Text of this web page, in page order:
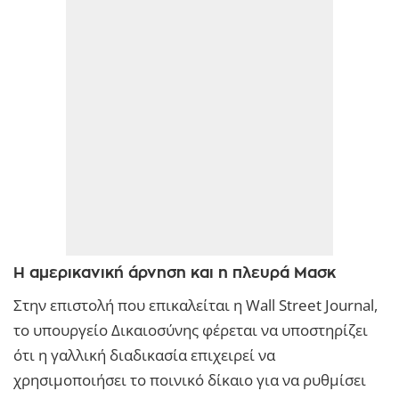
Η αμερικανική άρνηση και η πλευρά Μασκ
Στην επιστολή που επικαλείται η Wall Street Journal,
το υπουργείο Δικαιοσύνης φέρεται να υποστηρίζει
ότι η γαλλική διαδικασία επιχειρεί να
χρησιμοποιήσει το ποινικό δίκαιο για να ρυθμίσει